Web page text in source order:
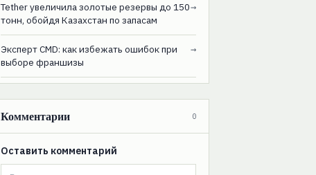
Tether увеличила золотые резервы до 150
тонн, обойдя Казахстан по запасам
→
Эксперт CMD: как избежать ошибок при
выборе франшизы
→
Комментарии 0
Оставить комментарий